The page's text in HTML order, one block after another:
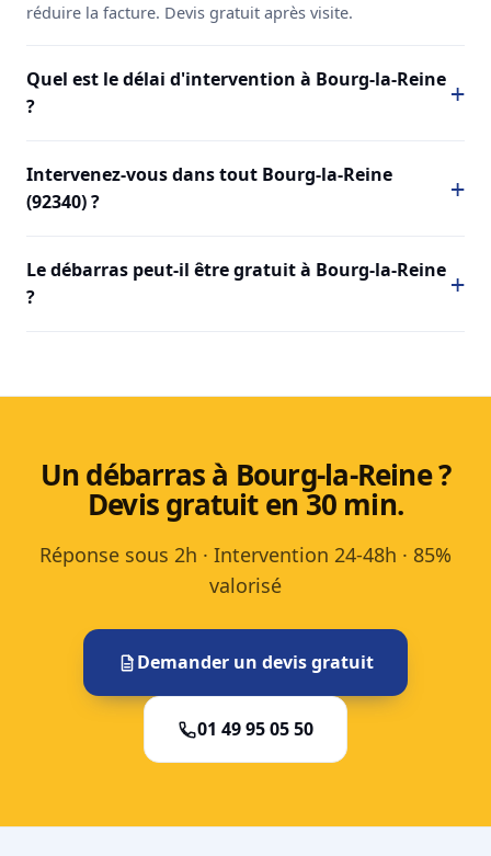
réduire la facture. Devis gratuit après visite.
Quel est le délai d'intervention à Bourg-la-Reine
?
Intervenez-vous dans tout Bourg-la-Reine
(92340) ?
Le débarras peut-il être gratuit à Bourg-la-Reine
?
Un débarras à Bourg-la-Reine ?
Devis gratuit en 30 min.
Réponse sous 2h · Intervention 24-48h · 85%
valorisé
Demander un devis gratuit
01 49 95 05 50